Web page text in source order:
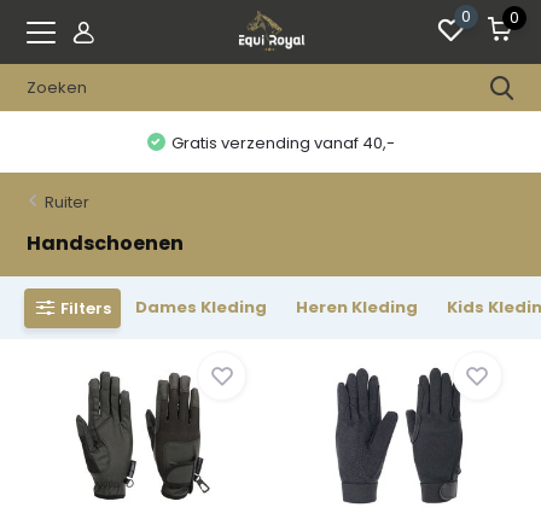
0 0
Gratis verzending vanaf 40,-
Ruiter
Handschoenen
Filters Dames Kleding Heren Kleding Kids